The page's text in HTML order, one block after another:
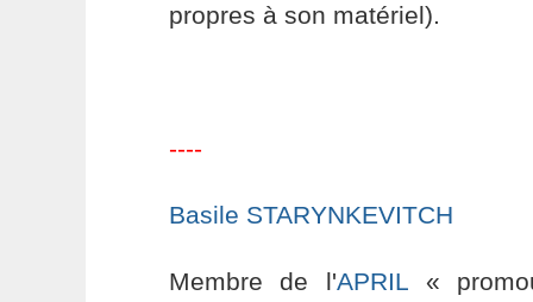
propres à son matériel).
----
Basile STARYNKEVITCH
Membre de l'APRIL «